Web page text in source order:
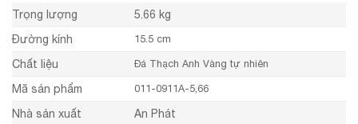
Trọng lượng
5.66 kg
Đường kính
15.5 cm
Chất liệu Đá Thạch Anh Vàng tự nhiên
Mã sản phẩm 011-0911A-5,66
Nhà sản xuất An Phát